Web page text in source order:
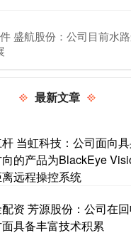
盛航股份：公司目前水
最新文章
当虹科技：公司面向
的产品为BlackEye
远程操控系统
资 芳源股份：公司在
具备丰富技术积累